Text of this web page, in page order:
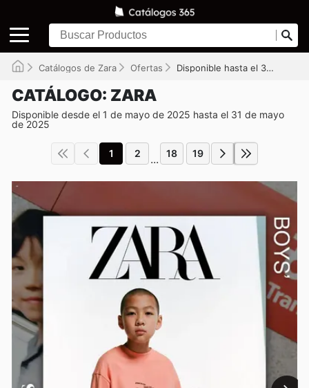
Catálogos de Zara Ofertas Disponible hasta el 31-05-2025
CATÁLOGO: ZARA
Disponible desde el 1 de mayo de 2025 hasta el 31 de mayo
de 2025
1 2 ... 18 19